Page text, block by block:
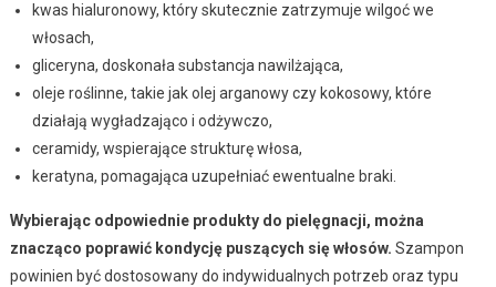
kwas hialuronowy, który skutecznie zatrzymuje wilgoć we
włosach,
gliceryna, doskonała substancja nawilżająca,
oleje roślinne, takie jak olej arganowy czy kokosowy, które
działają wygładzająco i odżywczo,
ceramidy, wspierające strukturę włosa,
keratyna, pomagająca uzupełniać ewentualne braki.
Wybierając odpowiednie produkty do pielęgnacji, można
znacząco poprawić kondycję puszących się włosów. Szampon
powinien być dostosowany do indywidualnych potrzeb oraz typu